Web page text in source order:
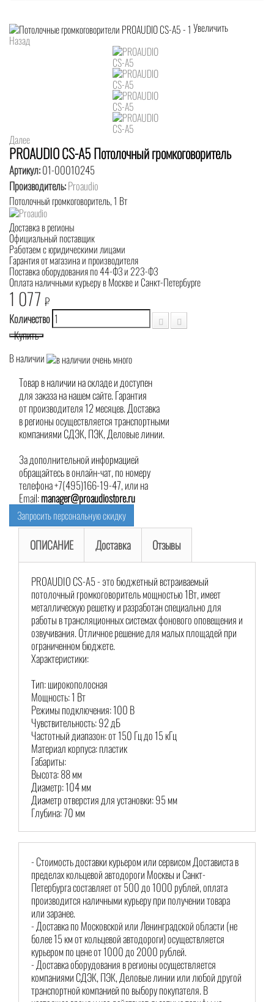
Увеличить
Назад
Далее
PROAUDIO CS-A5 Потолочный громкоговоритель
Артикул:01-00010245
Производитель:Proaudio
Потолочный громкоговоритель, 1 Вт
Доставка в регионы
Официальный поставщик
Работаем с юридическими лицами
Гарантия от магазина и производителя
Поставка оборудования по 44-ФЗ и 223-ФЗ
Оплата наличными курьеру в Москве и Санкт-Петербурге
1 077 ₽
Количество
Купить
В наличии
Товар в наличии на складе и доступен
для заказа на нашем сайте. Гарантия
от производителя 12 месяцев. Доставка
в регионы осуществляется транспортными
компаниями СДЭК, ПЭК, Деловые линии.
За дополнительной информацией
обращайтесь в онлайн-чат, по номеру
телефона +7(495)166-19-47, или на
Email:manager@proaudiostore.ru
Запросить персональную скидку
ОПИСАНИЕ Доставка Отзывы
PROAUDIO CS-A5 - это бюджетный встраиваемый
потолочный громкоговоритель мощностью 1Вт, имеет
металлическую решетку и разработан специально для
работы в трансляционных системах фонового оповещения и
озвучивания. Отличное решение для малых площадей при
ограниченном бюджете.
Характеристики:
Тип: широкополосная
Мощность: 1 Вт
Режимы подключения: 100 В
Чувствительность: 92 дБ
Частотный диапазон: от 150 Гц до 15 кГц
Материал корпуса: пластик
Габариты:
Высота: 88 мм
Диаметр: 104 мм
Диаметр отверстия для установки: 95 мм
Глубина: 70 мм
- Стоимость доставки курьером или сервисом Достависта в
пределах кольцевой автодороги Москвы и Санкт-
Петербурга составляет от 500 до 1000 рублей, оплата
производится наличными курьеру при получении товара
или заранее.
- Доставка по Московской или Ленинградской области (не
более 15 км от кольцевой автодороги) осуществляется
курьером по цене от 1000 до 2000 рублей.
- Доставка оборудования в регионы осуществляется
компаниями СДЭК, ПЭК, Деловые линии или любой другой
транспортной компанией по выбору покупателя. В